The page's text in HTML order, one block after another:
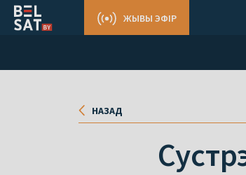
ЖЫВЫ ЭФІР
НАЗАД